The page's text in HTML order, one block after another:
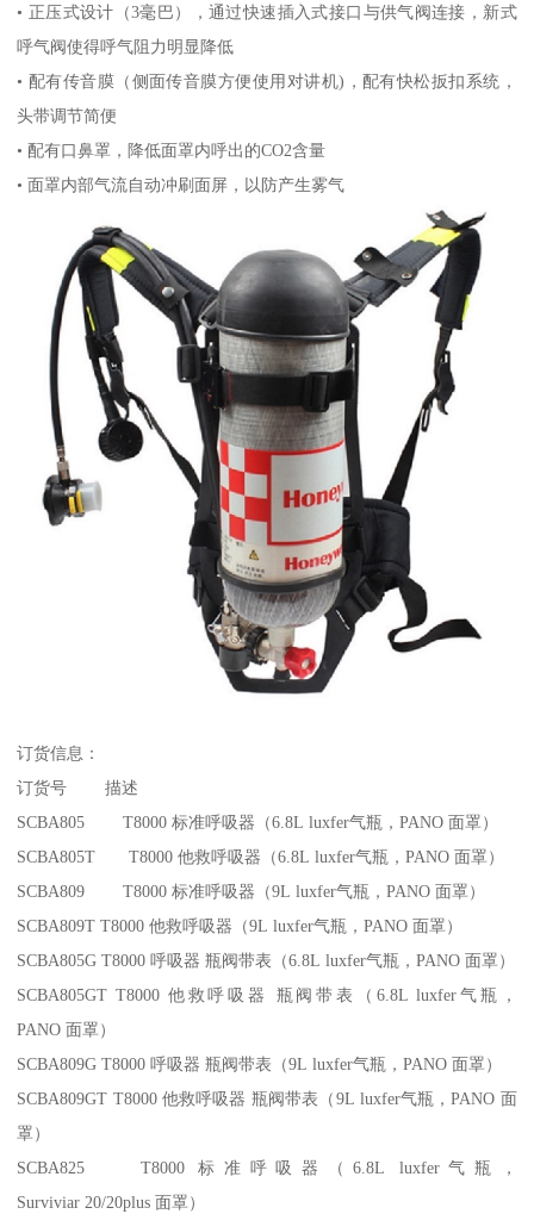
• 正压式设计（3毫巴），通过快速插入式接口与供气阀连接，新式
呼气阀使得呼气阻力明显降低
• 配有传音膜（侧面传音膜方便使用对讲机)，配有快松扳扣系统，
头带调节简便
• 配有口鼻罩，降低面罩内呼出的CO2含量
• 面罩内部气流自动冲刷面屏，以防产生雾气
订货信息：
订货号 描述
SCBA805 T8000 标准呼吸器（6.8L luxfer气瓶，PANO 面罩）
SCBA805T T8000 他救呼吸器（6.8L luxfer气瓶，PANO 面罩）
SCBA809 T8000 标准呼吸器（9L luxfer气瓶，PANO 面罩）
SCBA809T T8000 他救呼吸器（9L luxfer气瓶，PANO 面罩）
SCBA805G T8000 呼吸器 瓶阀带表（6.8L luxfer气瓶，PANO 面罩）
SCBA805GT T8000 他救呼吸器 瓶阀带表（6.8L luxfer气瓶，
PANO 面罩）
SCBA809G T8000 呼吸器 瓶阀带表（9L luxfer气瓶，PANO 面罩）
SCBA809GT T8000 他救呼吸器 瓶阀带表（9L luxfer气瓶，PANO 面
罩）
SCBA825 T8000 标准呼吸器（6.8L luxfer气瓶，
Surviviar 20/20plus 面罩）